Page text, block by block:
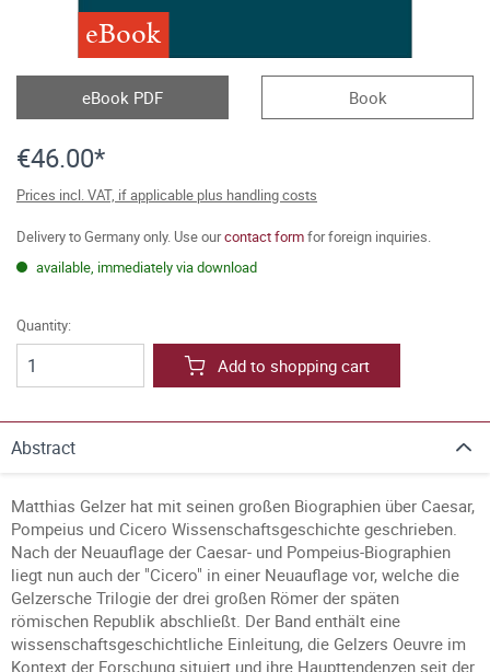
eBook
eBook PDF Book
€46.00*
Prices incl. VAT, if applicable plus handling costs
Delivery to Germany only. Use ourcontact formfor foreign inquiries.
available, immediately via download
Quantity:
Add to shopping cart
Abstract
Matthias Gelzer hat mit seinen großen Biographien über Caesar,
Pompeius und Cicero Wissenschaftsgeschichte geschrieben.
Nach der Neuauflage der Caesar- und Pompeius-Biographien
liegt nun auch der "Cicero" in einer Neuauflage vor, welche die
Gelzersche Trilogie der drei großen Römer der späten
römischen Republik abschließt. Der Band enthält eine
wissenschaftsgeschichtliche Einleitung, die Gelzers Oeuvre im
Kontext der Forschung situiert und ihre Haupttendenzen seit der